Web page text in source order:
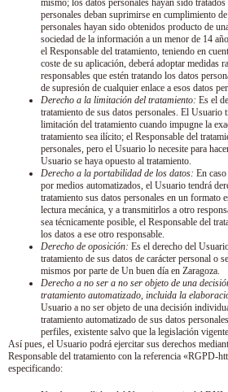
mismo; los datos personales hayan sido
personales deban suprimirse en cumplimiento
personales hayan sido obtenidos producto de
sociedad de la información a un menor de 14
el Responsable del tratamiento, teniendo en
coste de su aplicación, deberá adoptar medidas
responsables que estén tratando los datos
de supresión de cualquier enlace a esos datos
Derecho a la limitación del tratamiento: Es el
tratamiento de sus datos personales. El Usuario
limitación del tratamiento cuando impugne la
tratamiento sea ilícito; el Responsable del
personales, pero el Usuario lo necesite para
Usuario se haya opuesto al tratamiento.
Derecho a la portabilidad de los datos: En
por medios automatizados, el Usuario tendrá
tratamiento sus datos personales en un formato
lectura mecánica, y a transmitirlos a otro
sea técnicamente posible, el Responsable del
los datos a ese otro responsable.
Derecho de oposición: Es el derecho del
tratamiento de sus datos de carácter personal o
mismos por parte de Un buen día en Zaragoza.
Derecho a no ser a no ser objeto de una
tratamiento automatizado, incluida la
Usuario a no ser objeto de una decisión
tratamiento automatizado de sus datos
perfiles, existente salvo que la legislación
Así pues, el Usuario podrá ejercitar sus derechos
Responsable del tratamiento con la referencia «RGPD-
especificando: